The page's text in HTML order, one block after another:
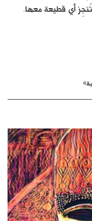
تُنجِز أي قطيعة معها.